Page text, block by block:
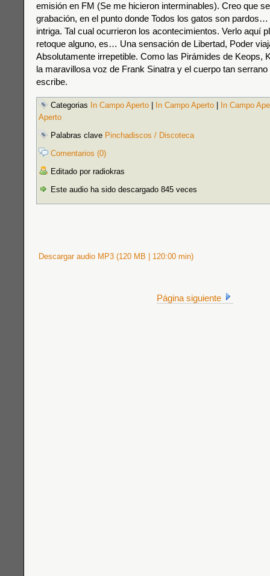
emisión en FM (Se me hicieron interminables). Creo que
grabación, en el punto donde Todos los gatos son
intriga. Tal cual ocurrieron los acontecimientos. Verlo aquí
retoque alguno, es… Una sensación de Libertad, Poder
Absolutamente irrepetible. Como las Pirámides de Keops,
la maravillosa voz de Frank Sinatra y el cuerpo tan serrano
escribe.
Categorias In Campo Aperto In Campo Aperto
In Campo
Aperto
Palabras clave Pinchadiscos / Discoteca
Comentarios (0)
Editado por radiokras
Este audio ha sido descargado 845 veces
Descargar audio MP3 (120 MB | 120:00 min)
Página siguiente